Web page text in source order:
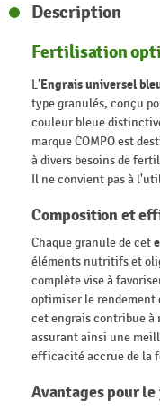
Description
Fertilisation
L'Engrais universel
type granulés, conçu
couleur bleue
marque COMPO est
à divers besoins de
Il ne convient pas à
Composition et
Chaque granule de cet
éléments nutritifs et
complète vise à
optimiser le rendement
cet engrais contribue à
assurant ainsi une
efficacité accrue de la
Avantages pour